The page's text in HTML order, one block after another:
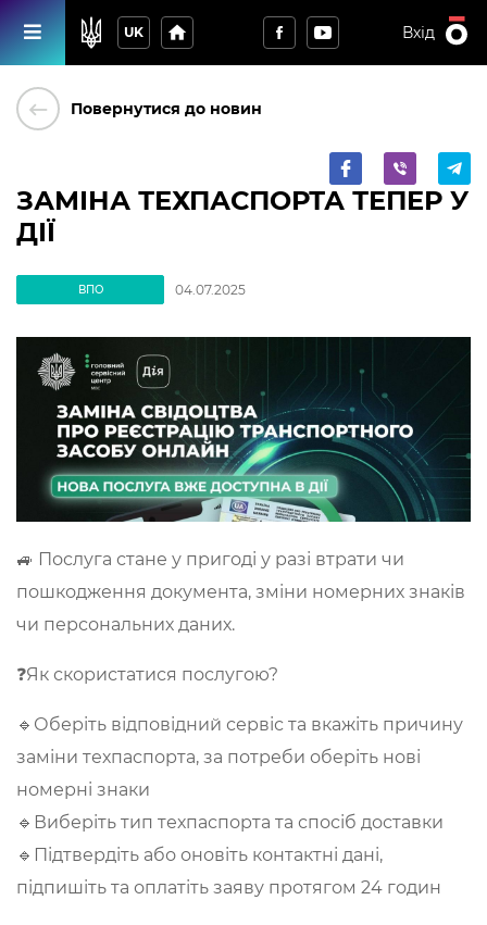
UK home Вхід
keyboard_backspace Повернутися до новин
ЗАМІНА ТЕХПАСПОРТА ТЕПЕР У
ДІЇ
ВПО 04.07.2025
🚙 Послуга стане у пригоді у разі втрати чи
пошкодження документа, зміни номерних знаків
чи персональних даних.
❓Як скористатися послугою?
🔹Оберіть відповідний сервіс та вкажіть причину
заміни техпаспорта, за потреби оберіть нові
номерні знаки
🔹Виберіть тип техпаспорта та спосіб доставки
🔹Підтвердіть або оновіть контактні дані,
підпишіть та оплатіть заяву протягом 24 годин